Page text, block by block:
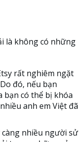
là không có những
rất nghiêm ngặt
đó, nếu bạn
bạn có thể bị khóa
anh em Việt đã
càng nhiều người sử